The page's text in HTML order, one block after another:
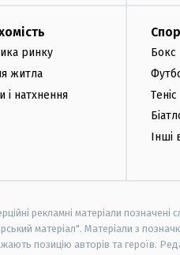
ринку
житла
і натхнення
Бокс
Теніс
Інші
рекламні матеріали
матеріал". Матеріали з
позицію авторів та героїв.